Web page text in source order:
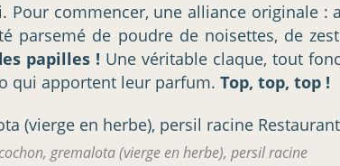
Pour commencer, une alliance originale :
parsemé de poudre de noisettes, de
papilles ! Une véritable claque, tout
qui apportent leur parfum. Top, top, top !
gremalota (vierge en herbe), persil racine